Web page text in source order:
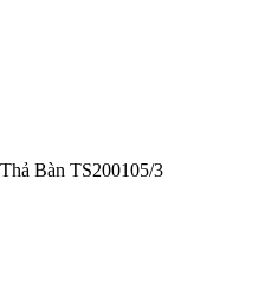
Bàn TS200105/3